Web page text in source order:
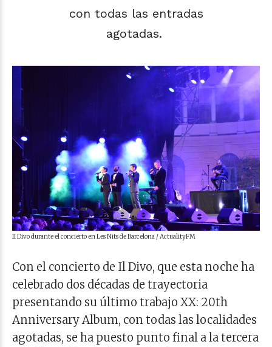
con todas las entradas
agotadas.
II Divo durante el concierto en Les Nits de Barcelona / ActualityFM
Con el concierto de Il Divo, que esta noche ha
celebrado dos décadas de trayectoria
presentando su último trabajo XX: 20th
Anniversary Album, con todas las localidades
agotadas, se ha puesto punto final a la tercera